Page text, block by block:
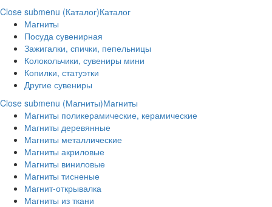
Close submenu (Каталог)Каталог
Магниты
Посуда сувенирная
Зажигалки, спички, пепельницы
Колокольчики, сувениры мини
Копилки, статуэтки
Другие сувениры
Close submenu (Магниты)Магниты
Магниты поликерамические, керамические
Магниты деревянные
Магниты металлические
Магниты акриловые
Магниты виниловые
Магниты тисненые
Магнит-открывалка
Магниты из ткани